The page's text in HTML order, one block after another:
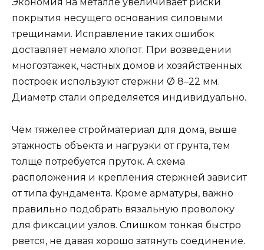
Экономия на металле увеличивает риски
покрытия несущего основания силовыми
трещинами. Исправление таких ошибок
доставляет немало хлопот. При возведении
многоэтажек, частных домов и хозяйственных
построек используют стержни Ø 8–22 мм.
Диаметр стали определяется индивидуально.
Чем тяжелее стройматериал для дома, выше
этажность объекта и нагрузки от грунта, тем
толще потребуется пруток. А схема
расположения и крепления стержней зависит
от типа фундамента. Кроме арматуры, важно
правильно подобрать вязальную проволоку
для фиксации узлов. Слишком тонкая быстро
рвется, не давая хорошо затянуть соединение.